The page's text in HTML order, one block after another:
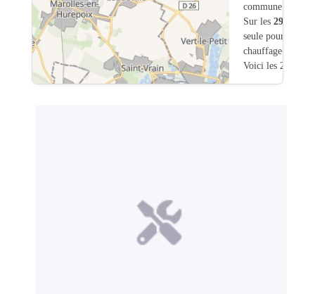
commune.
Sur les 29
seule pour une
chauffage-
Voici les 20